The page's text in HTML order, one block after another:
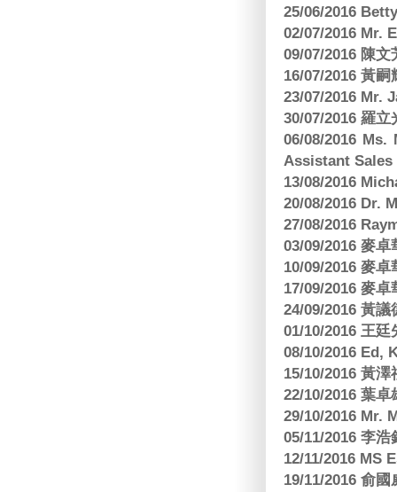
25/06/2016
02/07/2016 Mr.
09/07/2016 陳
16/07/2016 黃
23/07/2016 Mr.
30/07/2016 羅
06/08/2016
Assistant Sales
13/08/2016
20/08/2016 Dr.
27/08/2016
03/09/2016 麥
10/09/2016 麥
17/09/2016 麥
24/09/2016 黃
01/10/2016 王
08/10/2016 Ed,
15/10/2016 黃
22/10/2016 葉
29/10/2016 Mr.
05/11/2016 李
12/11/2016 MS
19/11/2016 俞